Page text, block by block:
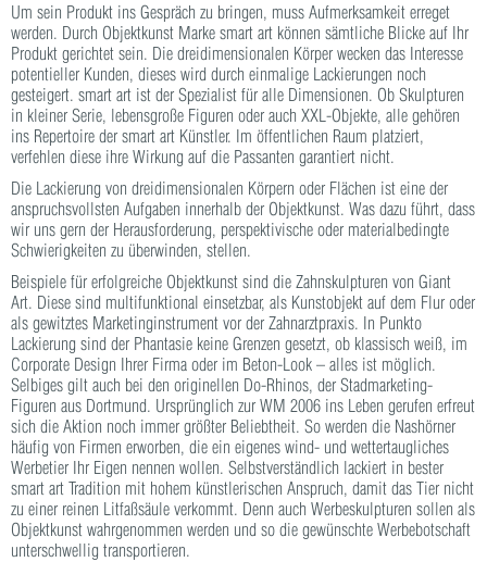
Um sein Produkt ins Gespräch zu bringen, muss Aufmerksamkeit erreget
werden. Durch Objektkunst Marke smart art können sämtliche Blicke auf Ihr
Produkt gerichtet sein. Die dreidimensionalen Körper wecken das Interesse
potentieller Kunden, dieses wird durch einmalige Lackierungen noch
gesteigert. smart art ist der Spezialist für alle Dimensionen. Ob Skulpturen
in kleiner Serie, lebensgroße Figuren oder auch XXL-Objekte, alle gehören
ins Repertoire der smart art Künstler. Im öffentlichen Raum platziert,
verfehlen diese ihre Wirkung auf die Passanten garantiert nicht.
Die Lackierung von dreidimensionalen Körpern oder Flächen ist eine der
anspruchsvollsten Aufgaben innerhalb der Objektkunst. Was dazu führt, dass
wir uns gern der Herausforderung, perspektivische oder materialbedingte
Schwierigkeiten zu überwinden, stellen.
Beispiele für erfolgreiche Objektkunst sind die Zahnskulpturen von Giant
Art. Diese sind multifunktional einsetzbar, als Kunstobjekt auf dem Flur oder
als gewitztes Marketinginstrument vor der Zahnarztpraxis. In Punkto
Lackierung sind der Phantasie keine Grenzen gesetzt, ob klassisch weiß, im
Corporate Design Ihrer Firma oder im Beton-Look – alles ist möglich.
Selbiges gilt auch bei den originellen Do-Rhinos, der Stadmarketing-
Figuren aus Dortmund. Ursprünglich zur WM 2006 ins Leben gerufen erfreut
sich die Aktion noch immer größter Beliebtheit. So werden die Nashörner
häufig von Firmen erworben, die ein eigenes wind- und wettertaugliches
Werbetier Ihr Eigen nennen wollen. Selbstverständlich lackiert in bester
smart art Tradition mit hohem künstlerischen Anspruch, damit das Tier nicht
zu einer reinen Litfaßsäule verkommt. Denn auch Werbeskulpturen sollen als
Objektkunst wahrgenommen werden und so die gewünschte Werbebotschaft
unterschwellig transportieren.